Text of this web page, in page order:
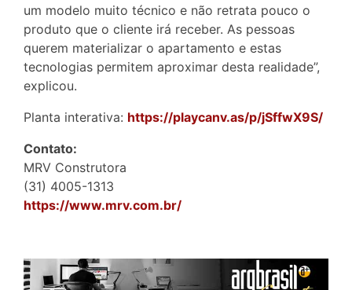
um modelo muito técnico e não retrata pouco o
produto que o cliente irá receber. As pessoas
querem materializar o apartamento e estas
tecnologias permitem aproximar desta realidade”,
explicou.
Planta interativa: https://playcanv.as/p/jSffwX9S/
Contato:
MRV Construtora
(31) 4005-1313
https://www.mrv.com.br/